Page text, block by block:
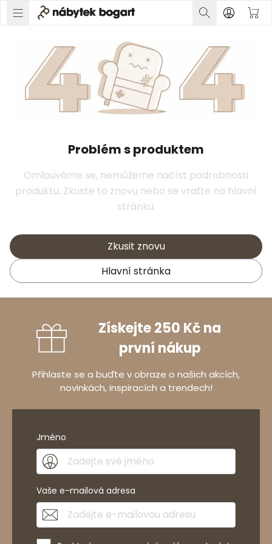
Problém s produktem
Omlouváme se, nemůžeme načíst podrobnosti
produktu. Zkuste to znovu nebo se vraťte na hlavní
stránku.
Zkusit znovu
Hlavní stránka
Získejte 250 Kč na
první nákup
Přihlaste se a buďte v obraze o našich akcích,
novinkách, inspiracích a trendech!
Jméno
Vaše e-mailová adresa